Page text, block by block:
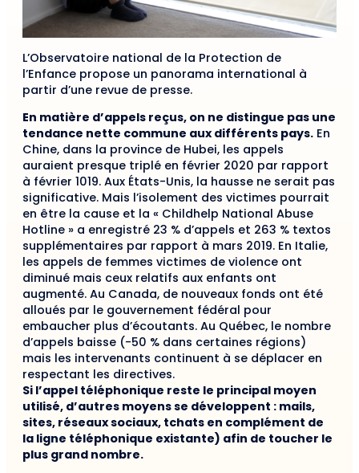
L’Observatoire national de la Protection de
l’Enfance propose un panorama international à
partir d’une revue de presse.
En matière d’appels reçus, on ne distingue pas une
tendance nette commune aux différents pays. En
Chine, dans la province de Hubei, les appels
auraient presque triplé en février 2020 par rapport
à février 1019. Aux États-Unis, la hausse ne serait pas
significative. Mais l’isolement des victimes pourrait
en être la cause et la « Childhelp National Abuse
Hotline » a enregistré 23 % d’appels et 263 % textos
supplémentaires par rapport à mars 2019. En Italie,
les appels de femmes victimes de violence ont
diminué mais ceux relatifs aux enfants ont
augmenté. Au Canada, de nouveaux fonds ont été
alloués par le gouvernement fédéral pour
embaucher plus d’écoutants. Au Québec, le nombre
d’appels baisse (-50 % dans certaines régions)
mais les intervenants continuent à se déplacer en
respectant les directives.
Si l’appel téléphonique reste le principal moyen
utilisé, d’autres moyens se développent : mails,
sites, réseaux sociaux, tchats en complément de
la ligne téléphonique existante) afin de toucher le
plus grand nombre.